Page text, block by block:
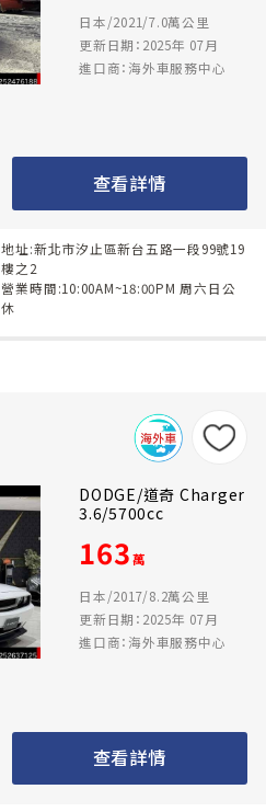
日本/2021/7.0萬公里
更新日期：2025年 07月
進口商：海外車服務中心
查看詳情
地址:新北市汐止區新台五路一段99號19
樓之2
營業時間:10:00AM~18:00PM 周六日公
休
DODGE/道奇 Charger
3.6/5700cc
163萬
日本/2017/8.2萬公里
更新日期：2025年 07月
進口商：海外車服務中心
查看詳情